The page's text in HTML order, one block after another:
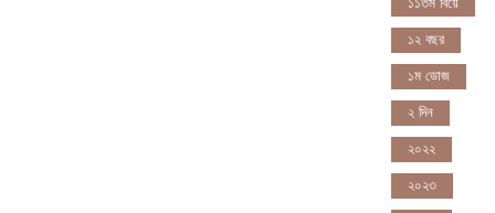
১১তম বিয়ে
১২ বছর
১ম ডোজ
২ দিন
২০২২
২০২৩